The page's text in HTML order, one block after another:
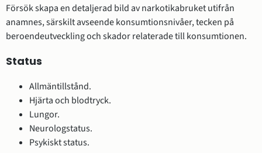
Försök skapa en detaljerad bild av narkotikabruket utifrån
anamnes, särskilt avseende konsumtionsnivåer, tecken på
beroendeutveckling och skador relaterade till konsumtionen.
Status
Allmäntillstånd.
Hjärta och blodtryck.
Lungor.
Neurologstatus.
Psykiskt status.